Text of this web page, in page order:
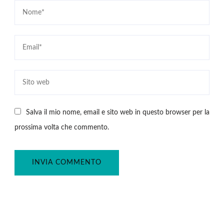
Salva il mio nome, email e sito web in questo browser per la
prossima volta che commento.